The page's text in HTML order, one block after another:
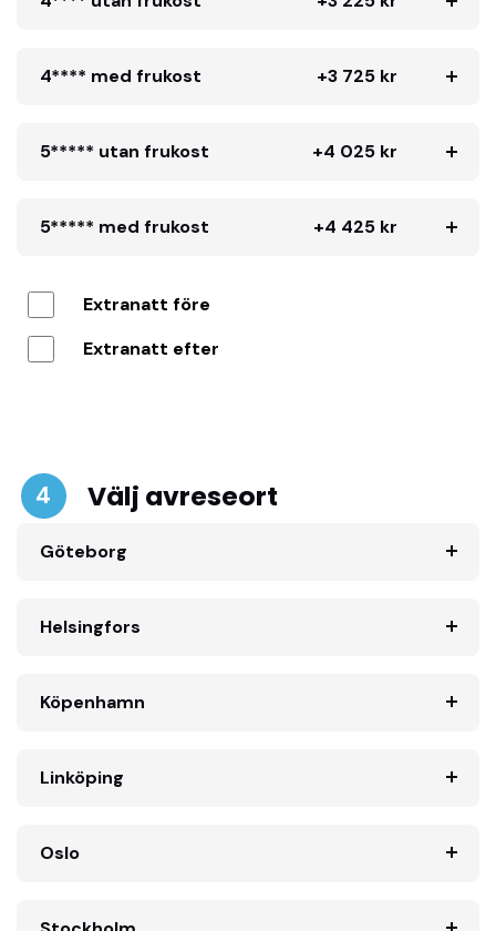
4**** med frukost +3 725 kr
5***** utan frukost +4 025 kr
5***** med frukost +4 425 kr
Extranatt före
Extranatt efter
4 Välj avreseort
Göteborg
Helsingfors
Köpenhamn
Linköping
Oslo